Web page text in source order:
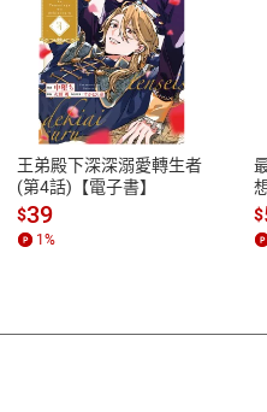
性
參
客服資訊
服務時間：週一到週
13:00-17:00 (國定假
客服電話：0080-
王弟殿下深深溺愛轉生者
(第4話)【電子書】
$39
1%
$